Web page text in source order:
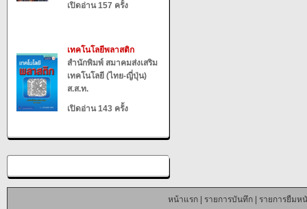
เปิดอ่าน 157 ครั้ง
เทคโนโลยีพลาสติก
สำนักพิมพ์ สมาคมส่งเสริม
เทคโนโลยี (ไทย-ญี่ปุ่น)
ส.ส.ท.
เปิดอ่าน 143 ครั้ง
หน้าแรก| รายการบันทึก| รายการยืมห